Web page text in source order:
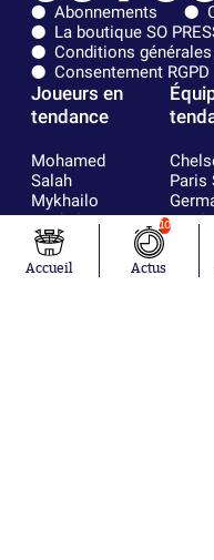
Abonnements
La boutique SO
Conditions
Consentement RGPD
Joueurs en
tendance
Mohamed
Salah
Mykhailo
Mudryk
Neymar
Khalis Merah
Loïs Openda
Paris
FIFA
Accueil
10
Actus